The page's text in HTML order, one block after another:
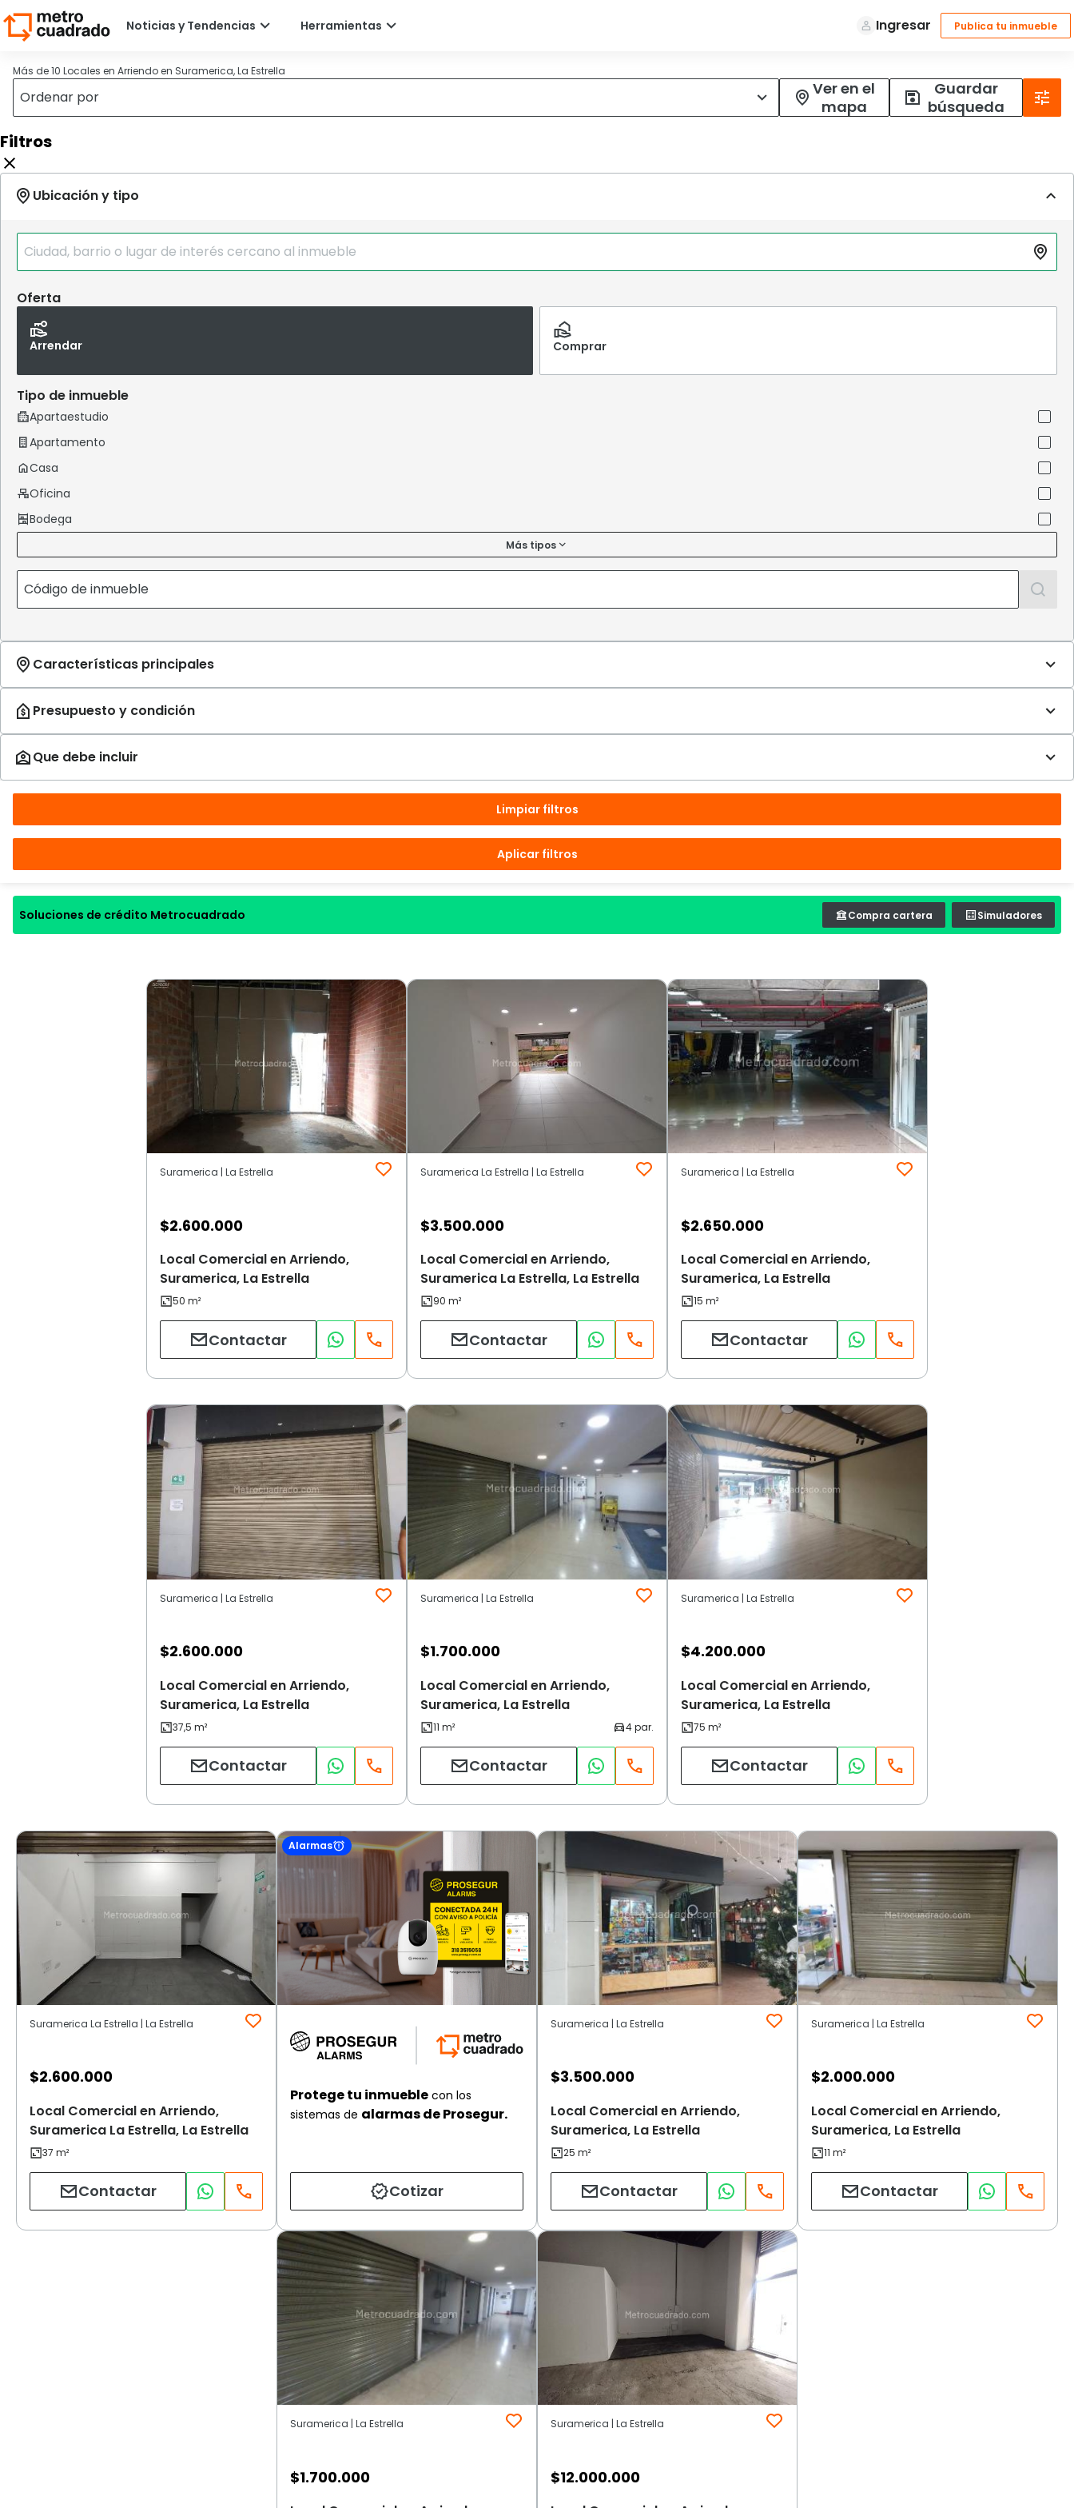
Más de 10 Locales en Arriendo en Suramerica, La Estrella
Ver en el
mapa
Guardar
búsqueda
Filtros
Oferta
Arrendar Comprar
Tipo de inmueble
Más tipos
Limpiar filtros
Aplicar filtros
Soluciones de crédito Metrocuadrado Compra cartera Simuladores
Suramerica | La Estrella
$2.600.000
Local Comercial en Arriendo,
Suramerica, La Estrella
Contactar
Suramerica La Estrella | La Estrella
$3.500.000
Local Comercial en Arriendo,
Suramerica La Estrella, La Estrella
Contactar
Suramerica | La Estrella
$2.650.000
Local Comercial en Arriendo,
Suramerica, La Estrella
Contactar
Suramerica | La Estrella
$2.600.000
Local Comercial en Arriendo,
Suramerica, La Estrella
Contactar
Suramerica | La Estrella
$1.700.000
Local Comercial en Arriendo,
Suramerica, La Estrella
Contactar
Suramerica | La Estrella
$4.200.000
Local Comercial en Arriendo,
Suramerica, La Estrella
Contactar
Suramerica La Estrella | La Estrella
$2.600.000
Local Comercial en Arriendo,
Suramerica La Estrella, La Estrella
Contactar
Alarmas
Protege tu inmueble con los
sistemas de alarmas de Prosegur.
Cotizar
Suramerica | La Estrella
$3.500.000
Local Comercial en Arriendo,
Suramerica, La Estrella
Contactar
Suramerica | La Estrella
$2.000.000
Local Comercial en Arriendo,
Suramerica, La Estrella
Contactar
Suramerica | La Estrella
$1.700.000
Suramerica | La Estrella
$12.000.000